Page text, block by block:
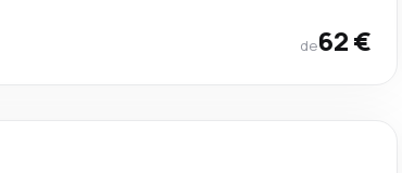
de62 €